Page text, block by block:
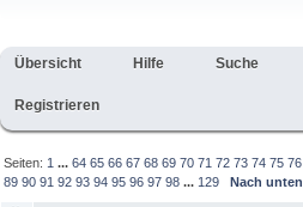
Übersicht Hilfe Suche
Registrieren
Seiten: 1 ...64 65 66 67 68 69 70 71 72 73 74 75 76
89 90 91 92 93 94 95 96 97 98 ... 129 Nach unten